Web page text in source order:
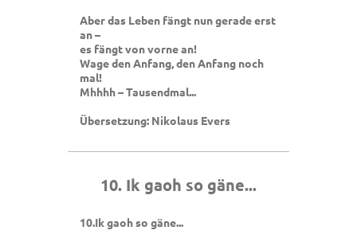
Aber das Leben fängt nun gerade erst
an –
es fängt von vorne an!
Wage den Anfang, den Anfang noch
mal!
Mhhhh – Tausendmal...
Übersetzung: Nikolaus Evers
10. Ik gaoh so gäne...
10.Ik gaoh so gäne...